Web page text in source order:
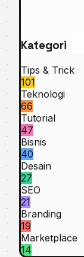
Kategori
Tips & Trick
101
Teknologi
66
Tutorial
47
Bisnis
40
Desain
27
SEO
21
Branding
19
Marketplace
14